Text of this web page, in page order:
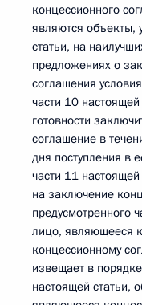
концессионного
являются объекты,
статьи, на
предложениях о
соглашения
части 10
готовности
соглашение в
дня поступления в
части 11
на заключение
предусмотренного
лицо, являющееся
концессионному
извещает в
настоящей статьи,